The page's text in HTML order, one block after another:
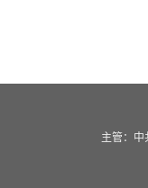
主管：